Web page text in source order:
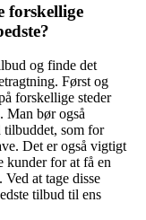
forskellige
og finde det
Først og
forskellige steder
Man bør også
tilbuddet, som for
Det er også vigtigt
kunder for at få en
at tage disse
tilbud til ens